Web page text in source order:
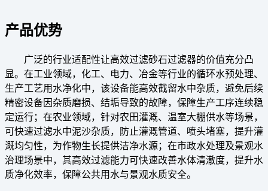
产品优势
广泛的行业适配性让高效过滤砂石过滤器的价值充分凸
显。在工业领域，化工、电力、冶金等行业的循环水预处理、
生产工艺用水净化中，该设备能高效截留水中杂质，避免后续
精密设备因杂质磨损、结垢导致的故障，保障生产工序连续稳
定运行；在农业领域，针对农田灌溉、温室大棚供水等场景，
可快速过滤水中泥沙杂质，防止灌溉管道、喷头堵塞，提升灌
溉均匀性，为作物生长提供洁净水源；在市政水处理及景观水
治理场景中，其高效过滤能力可快速改善水体清澈度，提升水
质净化效率，保障公共用水与景观水质安全。